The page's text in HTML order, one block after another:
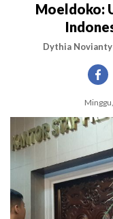
Moeldoko:
Dythia Novianty